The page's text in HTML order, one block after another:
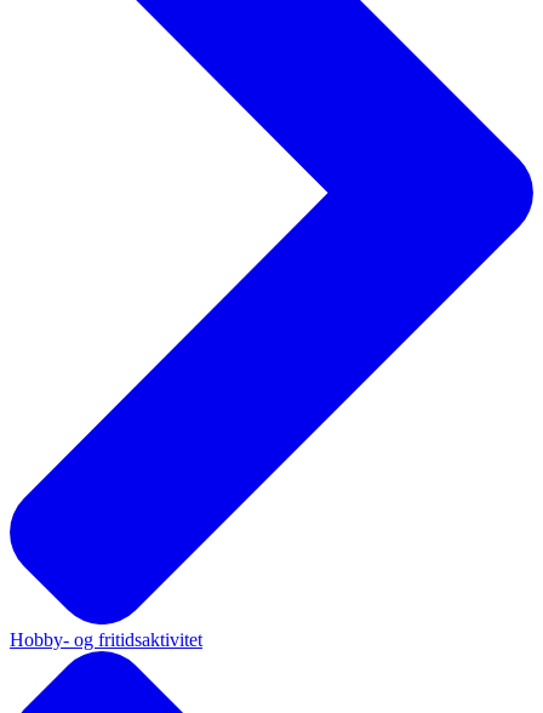
Hobby- og fritidsaktivitet